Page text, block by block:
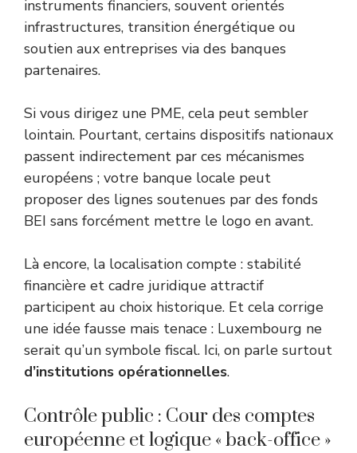
instruments financiers, souvent orientés
infrastructures, transition énergétique ou
soutien aux entreprises via des banques
partenaires.
Si vous dirigez une PME, cela peut sembler
lointain. Pourtant, certains dispositifs nationaux
passent indirectement par ces mécanismes
européens ; votre banque locale peut
proposer des lignes soutenues par des fonds
BEI sans forcément mettre le logo en avant.
Là encore, la localisation compte : stabilité
financière et cadre juridique attractif
participent au choix historique. Et cela corrige
une idée fausse mais tenace : Luxembourg ne
serait qu’un symbole fiscal. Ici, on parle surtout
d’institutions opérationnelles.
Contrôle public : Cour des comptes
européenne et logique « back-office »